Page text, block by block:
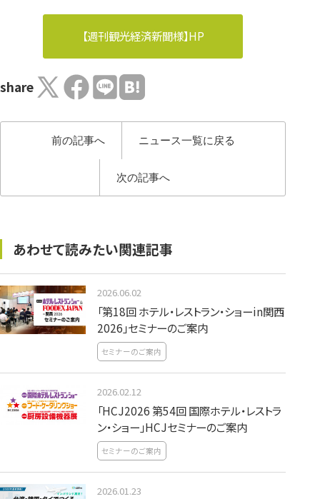
【週刊観光経済新聞様】HP
share
前の記事へ ニュース一覧に戻る
次の記事へ
あわせて読みたい関連記事
2026.06.02
「第18回 ホテル・レストラン・ショーin関西
2026」セミナーのご案内
セミナーのご案内
2026.02.12
「HCJ2026 第54回 国際ホテル・レストラ
ン・ショー」HCJセミナーのご案内
セミナーのご案内
2026.01.23